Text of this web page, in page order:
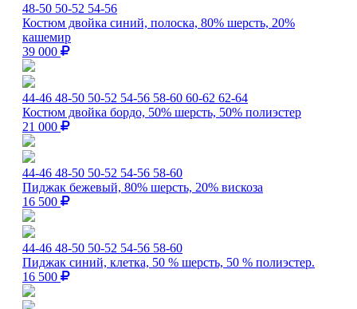
48-50 50-52 54-56
Костюм двойка синий, полоска, 80% шерсть, 20%
кашемир
39 000
44-46 48-50 50-52 54-56 58-60 60-62 62-64
Костюм двойка бордо, 50% шерсть, 50% полиэстер
21 000
44-46 48-50 50-52 54-56 58-60
Пиджак бежевый, 80% шерсть, 20% вискоза
16 500
44-46 48-50 50-52 54-56 58-60
Пиджак синий, клетка, 50 % шерсть, 50 % полиэстер.
16 500